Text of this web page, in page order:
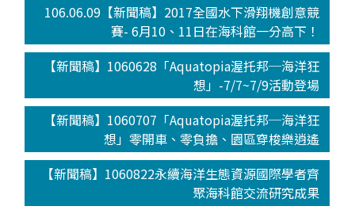
106.06.09【新聞稿】2017全國水下滑翔機創意競
賽- 6月10、11日在海科館一分高下！
【新聞稿】1060628「Aquatopia渥托邦─海洋狂
想」-7/7~7/9活動登場
【新聞稿】1060707「Aquatopia渥托邦─海洋狂
想」零開車、零負擔、園區穿梭樂逍遙
【新聞稿】1060822永續海洋生態資源國際學者齊
聚海科館交流研究成果